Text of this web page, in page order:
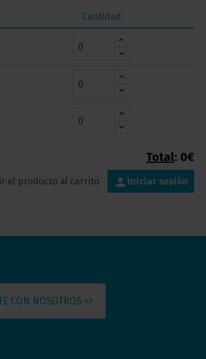
Cantidad
Total: 0€
el producto al carrito person Iniciar sesión
CON NOSOTROS >>